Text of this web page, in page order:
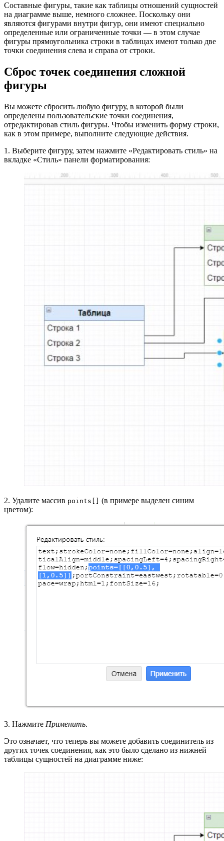
Составные фигуры, такие как таблицы отношений сущностей
на диаграмме выше, немного сложнее. Поскольку они
являются фигурами внутри фигур, они имеют специально
определенные или ограниченные точки — в этом случае
фигуры прямоугольника строки в таблицах имеют только две
точки соединения слева и справа от строки.
Сброс точек соединения сложной
фигуры
Вы можете сбросить любую фигуру, в которой были
определены пользовательские точки соединения,
отредактировав стиль фигуры. Чтобы изменить форму строки,
как в этом примере, выполните следующие действия.
1. Выберите фигуру, затем нажмите «Редактировать стиль» на
вкладке «Стиль» панели форматирования:
2. Удалите массив points[] (в примере выделен синим
цветом):
3. Нажмите Применить.
Это означает, что теперь вы можете добавить соединитель из
других точек соединения, как это было сделано из нижней
таблицы сущностей на диаграмме ниже: